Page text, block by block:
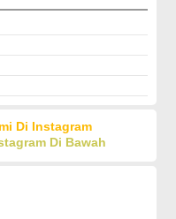
Di Instagram
Di Bawah